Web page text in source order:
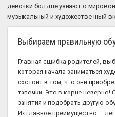
девочки больше узнают о
музыкальный и художественный
Выбираем правильную
Главная ошибка родителей,
которая начала заниматься
состоит в том, что они
тапочки. Это в корне неверно!
занятия и подобрать другую
Их главное преимущество —